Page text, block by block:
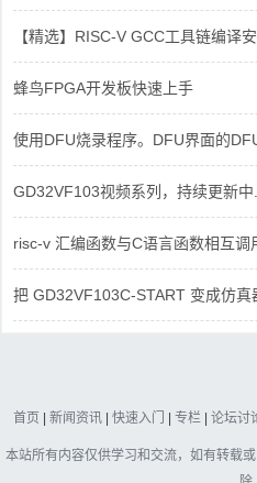
【精选】RISC-V GCC工具链编译
蜂鸟FPGA开发板快速上手
使用DFU烧录程序。DFU界面的
GD32VF103视频系列，持续更新中
risc-v 汇编函数与C语言函数相互调
把 GD32VF103C-START 变成仿真
首页 | 新闻资讯 | 快速入门 | 专栏 | 论坛讨
本站所有内容仅供学习和交流，如有转载